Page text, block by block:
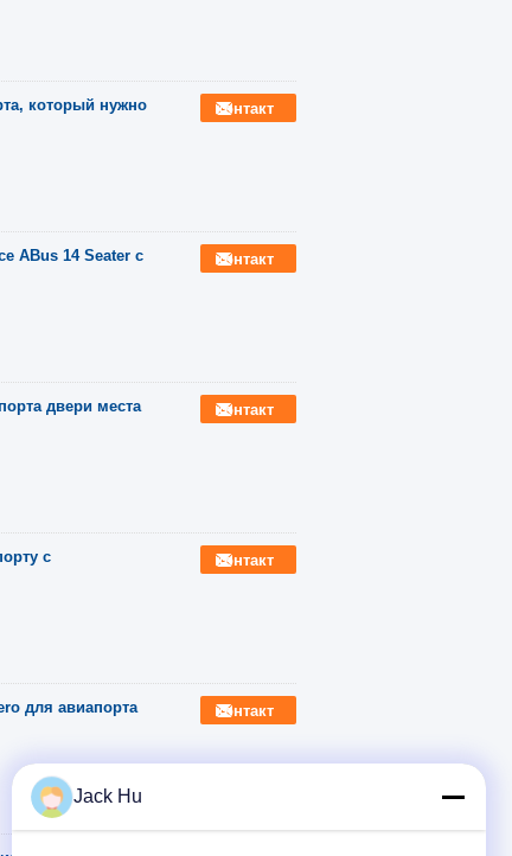
который нужно
контакт
ABus 14 Seater с
контакт
двери места
контакт
с
контакт
для авиапорта
контакт
Jack Hu